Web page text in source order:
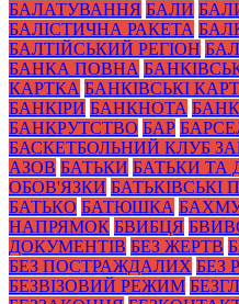
БАЛАТУВАННЯ БАЛИ
БАЛІСТИЧНА РАКЕТА
БАЛТІЙСЬКИЙ РЕГІОН
БАНКА ПОВНА
КАРТКА БАНКІВСЬКІ
БАНКІРИ БАНКНОТА
БАНКРУТСТВО БАР
БАСКЕТБОЛЬНИЙ КЛУБ
АЗОВ БАТЬКИ БАТЬКИ ТА
ОБОВ'ЯЗКИ БАТЬКІВСЬКІ
БАТЬКО БАТЮШКА
НАПРЯМОК БВИБЦЯ
ДОКУМЕНТІВ БЕЗ ЖЕРТВ
БЕЗ ПОСТРАЖДАЛИХ БЕЗ
БЕЗВІЗОВИЙ РЕЖИМ